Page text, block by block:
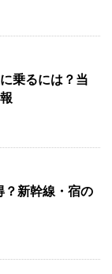
乗るには？当
？新幹線・宿の